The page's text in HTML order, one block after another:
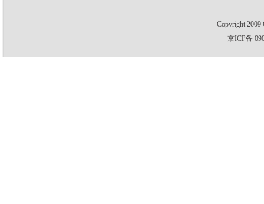
Copyright 2009
京ICP备